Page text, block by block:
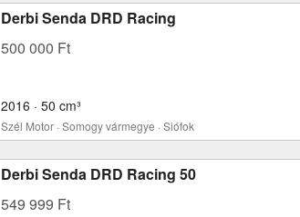
Derbi Senda DRD Racing
500 000 Ft
2016 · 50 cm³
Szél Motor · Somogy vármegye · Siófok
Derbi Senda DRD Racing 50
549 999 Ft